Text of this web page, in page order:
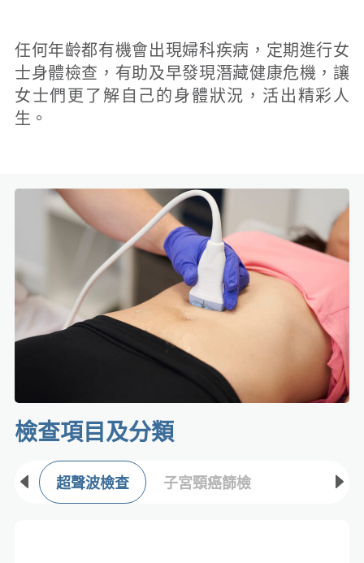
任何年齡都有機會出現婦科疾病，定期進行女
士身體檢查，有助及早發現潛藏健康危機，讓
女士們更了解自己的身體狀況，活出精彩人
生。
檢查項目及分類​
超聲波檢查 子宮頸癌篩檢